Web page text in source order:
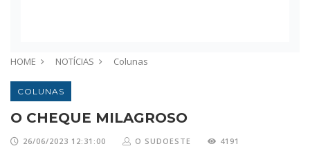
HOME NOTÍCIAS Colunas
COLUNAS
O CHEQUE MILAGROSO
26/06/2023 12:31:00 O SUDOESTE 4191